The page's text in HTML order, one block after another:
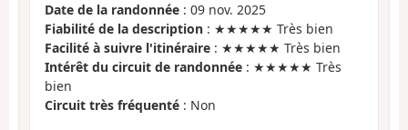
Date de la randonnée : 09 nov. 2025
Fiabilité de la description : ★★★★★ Très bien
Facilité à suivre l'itinéraire : ★★★★★ Très bien
Intérêt du circuit de randonnée : ★★★★★ Très
bien
Circuit très fréquenté : Non